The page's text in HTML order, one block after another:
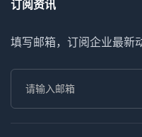
订阅资讯
填写邮箱，订阅企业最新